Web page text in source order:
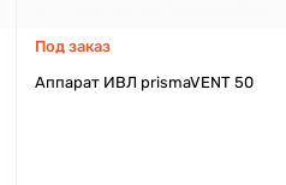
Под заказ
Аппарат ИВЛ prismaVENT 50